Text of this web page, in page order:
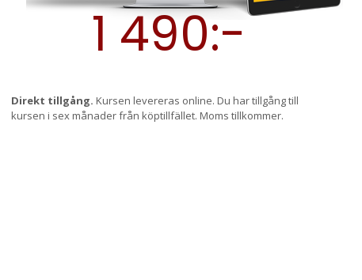
1 490:-
Direkt tillgång. Kursen levereras online. Du har tillgång till
kursen i sex månader från köptillfället. Moms tillkommer.